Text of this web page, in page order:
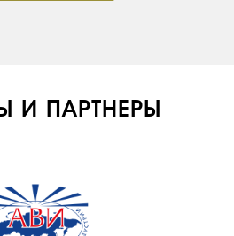
И ПАРТНЕРЫ